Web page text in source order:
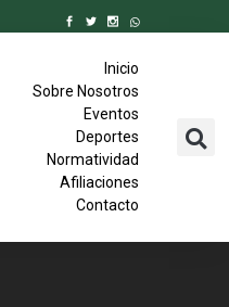
Inicio
Sobre Nosotros
Eventos
Deportes
Normatividad
Afiliaciones
Contacto